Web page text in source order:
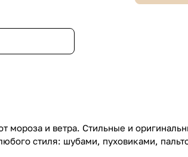
и ветра. Стильные и
стиля: шубами, пуховиками,